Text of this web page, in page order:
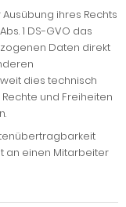
ihres Rechts
1 DS-GVO das
Daten direkt
dies technisch
und Freiheiten
an einen Mitarbeiter